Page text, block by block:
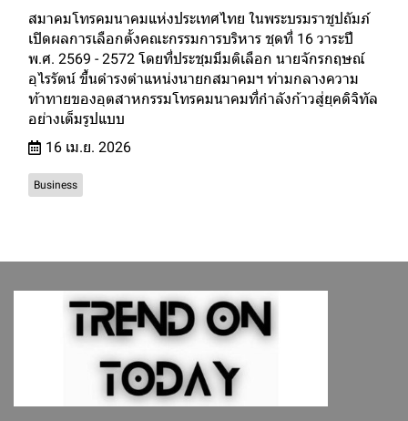
สมาคมโทรคมนาคมแห่งประเทศไทย ในพระบรมราชูปถัมภ์
เปิดผลการเลือกตั้งคณะกรรมการบริหาร ชุดที่ 16 วาระปี
พ.ศ. 2569 - 2572 โดยที่ประชุมมีมติเลือก นายจักรกฤษณ์
อุไรรัตน์ ขึ้นดำรงตำแหน่งนายกสมาคมฯ ท่ามกลางความ
ท้าทายของอุตสาหกรรมโทรคมนาคมที่กำลังก้าวสู่ยุคดิจิทัล
อย่างเต็มรูปแบบ
16 เม.ย. 2026
Business